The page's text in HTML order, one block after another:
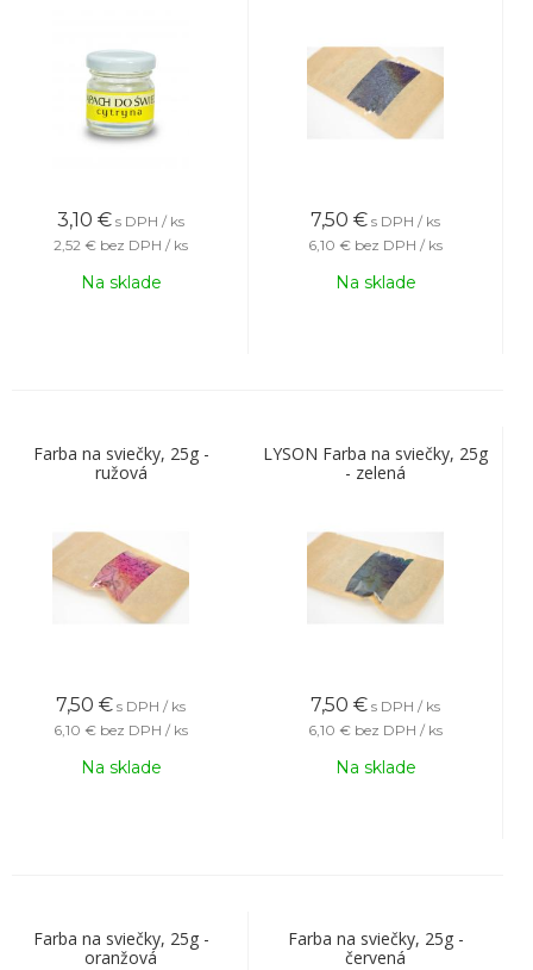
3,10 € s DPH / ks
2,52 € bez DPH / ks
Na sklade
7,50 € s DPH / ks
6,10 € bez DPH / ks
Na sklade
Farba na sviečky, 25g -
ružová
7,50 € s DPH / ks
6,10 € bez DPH / ks
Na sklade
LYSON Farba na sviečky, 25g
- zelená
7,50 € s DPH / ks
6,10 € bez DPH / ks
Na sklade
Farba na sviečky, 25g -
oranžová
Farba na sviečky, 25g -
červená